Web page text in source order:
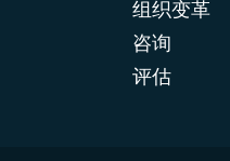
组织变革
咨询
评估